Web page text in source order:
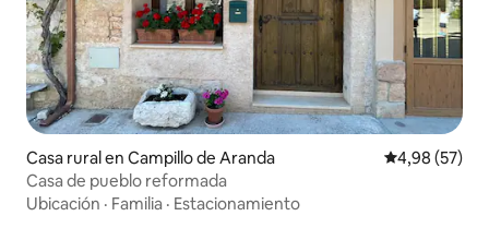
Casa rural en Campillo de Aranda Calificación
4,98 (57)
Casa de pueblo reformada
Ubicación · Familia · Estacionamiento